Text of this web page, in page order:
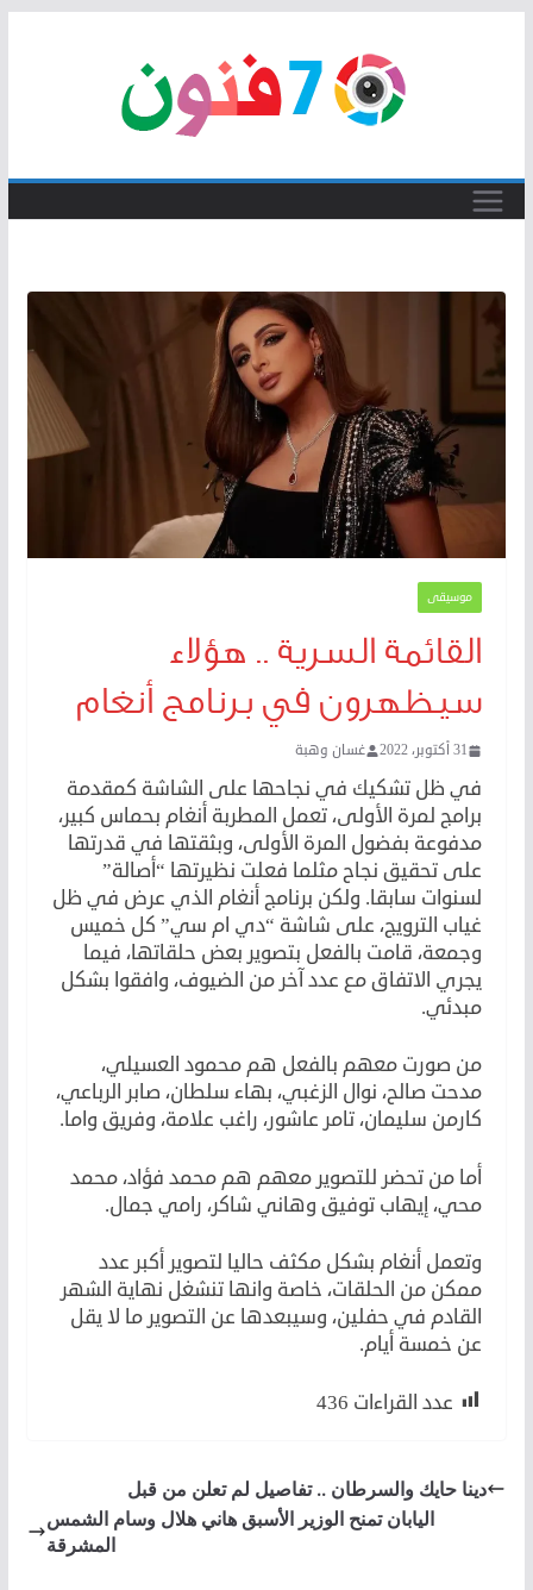
موسيقى
القائمة السرية .. هؤلاء
سيظهرون في برنامج أنغام
31 أكتوبر، 2022 غسان وهبة
في ظل تشكيك في نجاحها على الشاشة كمقدمة
برامج لمرة الأولى، تعمل المطربة أنغام بحماس كبير،
مدفوعة بفضول المرة الأولى، وبثقتها في قدرتها
على تحقيق نجاح مثلما فعلت نظيرتها “أصالة”
لسنوات سابقا. ولكن برنامج أنغام الذي عرض في ظل
غياب الترويج، على شاشة “دي ام سي” كل خميس
وجمعة، قامت بالفعل بتصوير بعض حلقاتها، فيما
يجري الاتفاق مع عدد آخر من الضيوف، وافقوا بشكل
مبدئي.
من صورت معهم بالفعل هم محمود العسيلي،
مدحت صالح، نوال الزغبي، بهاء سلطان، صابر الرباعي،
كارمن سليمان، تامر عاشور، راغب علامة، وفريق واما.
أما من تحضر للتصوير معهم هم محمد فؤاد، محمد
محي، إيهاب توفيق وهاني شاكر، رامي جمال.
وتعمل أنغام بشكل مكثف حاليا لتصوير أكبر عدد
ممكن من الحلقات، خاصة وانها تنشغل نهاية الشهر
القادم في حفلين، وسيبعدها عن التصوير ما لا يقل
عن خمسة أيام.
عدد القراءات 436
دينا حايك والسرطان .. تفاصيل لم تعلن من قبل
اليابان تمنح الوزير الأسبق هاني هلال وسام الشمس
المشرقة